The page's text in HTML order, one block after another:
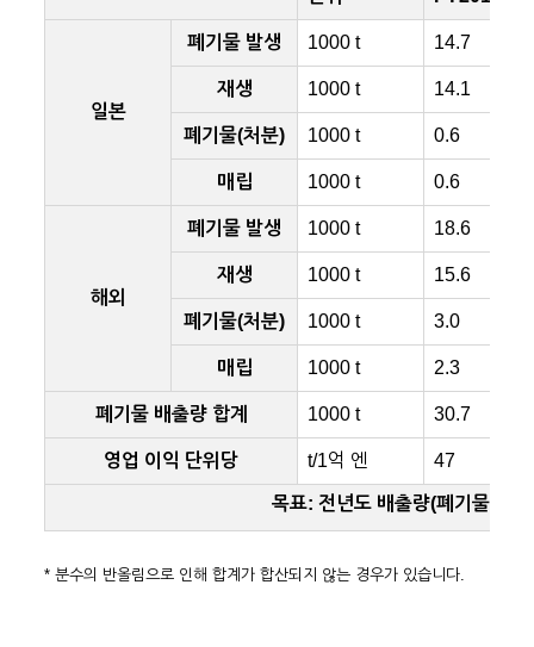
일본
폐기물 발생 1000 t 14.7
재생 1000 t 14.1
폐기물(처분) 1000 t 0.6
매립 1000 t 0.6
해외
폐기물 발생 1000 t 18.6
재생 1000 t 15.6
폐기물(처분) 1000 t 3.0
매립 1000 t 2.3
폐기물 배출량 합계 1000 t 30.7
영업 이익 단위당 t/1억 엔 47
목표: 전년도 배출량(폐기물 발
* 분수의 반올림으로 인해 합계가 합산되지 않는 경우가 있습니다.